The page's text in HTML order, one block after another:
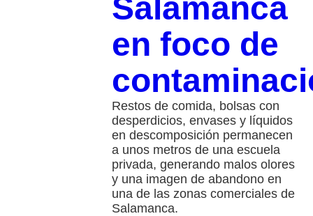
Salamanca
en foco de
Restos de comida, bolsas con
desperdicios, envases y líquidos
en descomposición permanecen
a unos metros de una escuela
privada, generando malos olores
y una imagen de abandono en
una de las zonas comerciales de
Salamanca.